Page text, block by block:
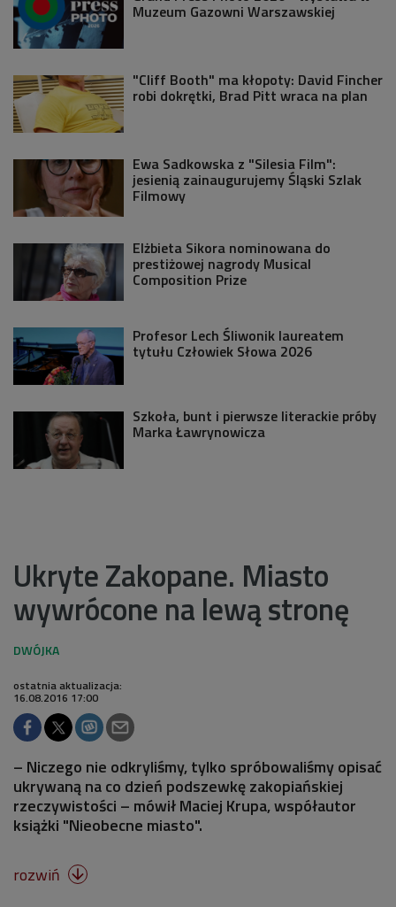
Muzeum Gazowni Warszawskiej
"Cliff Booth" ma kłopoty: David Fincher
robi dokrętki, Brad Pitt wraca na plan
Ewa Sadkowska z "Silesia Film":
jesienią zainaugurujemy Śląski Szlak
Filmowy
Elżbieta Sikora nominowana do
prestiżowej nagrody Musical
Composition Prize
Profesor Lech Śliwonik laureatem
tytułu Człowiek Słowa 2026
Szkoła, bunt i pierwsze literackie próby
Marka Ławrynowicza
Ukryte Zakopane. Miasto
wywrócone na lewą stronę
ostatnia aktualizacja:
16.08.2016 17:00
– Niczego nie odkryliśmy, tylko spróbowaliśmy opisać
ukrywaną na co dzień podszewkę zakopiańskiej
rzeczywistości – mówił Maciej Krupa, współautor
książki "Nieobecne miasto".
rozwiń 